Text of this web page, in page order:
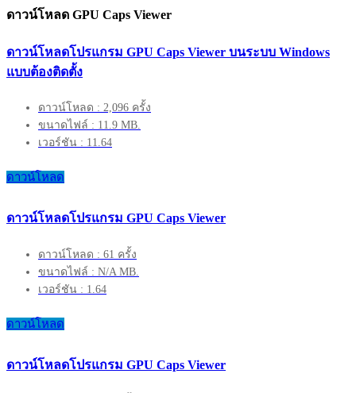
ดาวน์โหลด GPU Caps Viewer
ดาวน์โหลดโปรแกรม GPU Caps Viewer บนระบบ Windows
แบบต้องติดตั้ง
ดาวน์โหลด : 2,096 ครั้ง
ขนาดไฟล์ : 11.9 MB.
เวอร์ชัน : 11.64
ดาวน์โหลด
ดาวน์โหลดโปรแกรม GPU Caps Viewer
ดาวน์โหลด : 61 ครั้ง
ขนาดไฟล์ : N/A MB.
เวอร์ชัน : 1.64
ดาวน์โหลด
ดาวน์โหลดโปรแกรม GPU Caps Viewer